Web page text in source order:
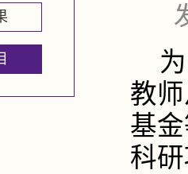
教
基
科